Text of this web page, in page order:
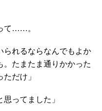
て……。
れるならなんでもよか
。たまたま通りかかった
だけ」
ってました」